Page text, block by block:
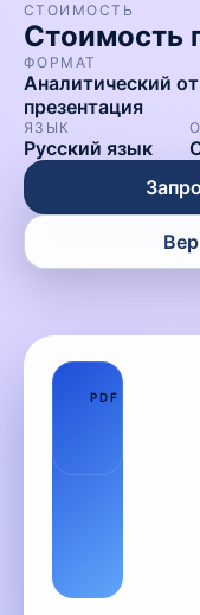
СТОИМОСТЬ
Стоимость
ФОРМАТ
Аналитический
презентация
ЯЗЫК
Русский язык
PDF